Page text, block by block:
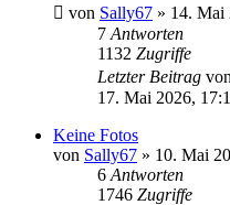
von Sally67 » 14. Mai
7 Antworten
1132 Zugriffe
Letzter Beitrag von
17. Mai 2026,
Keine Fotos
von Sally67 » 10. Mai
6 Antworten
1746 Zugriffe